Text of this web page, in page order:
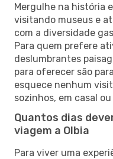
Mergulhe na história
visitando museus e
com a diversidade
Para quem prefere
deslumbrantes
para oferecer são
esquece nenhum
sozinhos, em casal
Quantos dias
viagem a Olbia
Para viver uma